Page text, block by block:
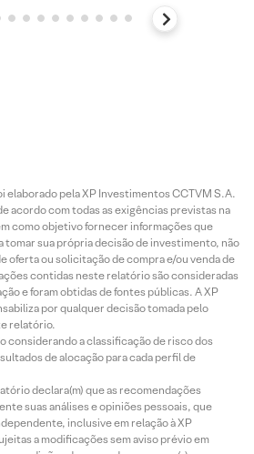
elaborado pela XP Investimentos CCTVM S.A.
acordo com todas as exigências previstas na
como objetivo fornecer informações que
tomar sua própria decisão de investimento, não
oferta ou solicitação de compra e/ou venda de
contidas neste relatório são consideradas
e foram obtidas de fontes públicas. A XP
por qualquer decisão tomada pelo
relatório.
considerando a classificação de risco dos
de alocação para cada perfil de
declara(m) que as recomendações
suas análises e opiniões pessoais, que
inclusive em relação à XP
a modificações sem aviso prévio em